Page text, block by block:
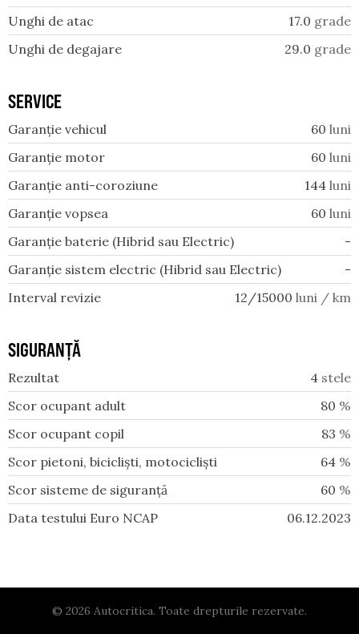
Unghi de atac
17.0 grade
Unghi de degajare
29.0 grade
SERVICE
Garanție vehicul 60 luni
Garanție motor
60 luni
Garanție anti-coroziune
144 luni
Garanție vopsea
60 luni
Garanție baterie (Hibrid sau Electric)
-
Garanție sistem electric (Hibrid sau Electric)
-
Interval revizie
12/15000 luni / km
SIGURANȚĂ
Rezultat 4 stele
Scor ocupant adult
80 %
Scor ocupant copil
83 %
Scor pietoni, bicicliști, motocicliști
64 %
Scor sisteme de siguranță
60 %
Data testului Euro NCAP
06.12.2023
© 2026 Autocritica. Toate drepturile rezervate.